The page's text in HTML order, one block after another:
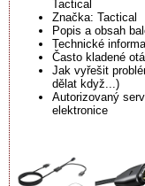
Tactical
Značka: Tactical
Popis a obsah
Technické
Často kladené
Jak vyřešit
dělat když...)
Autorizovaný
elektronice